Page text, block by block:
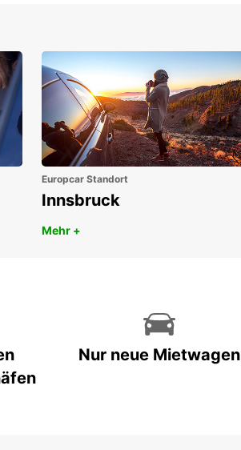
Europcar Standort
Innsbruck
Mehr +
Nur neue Mietwagen